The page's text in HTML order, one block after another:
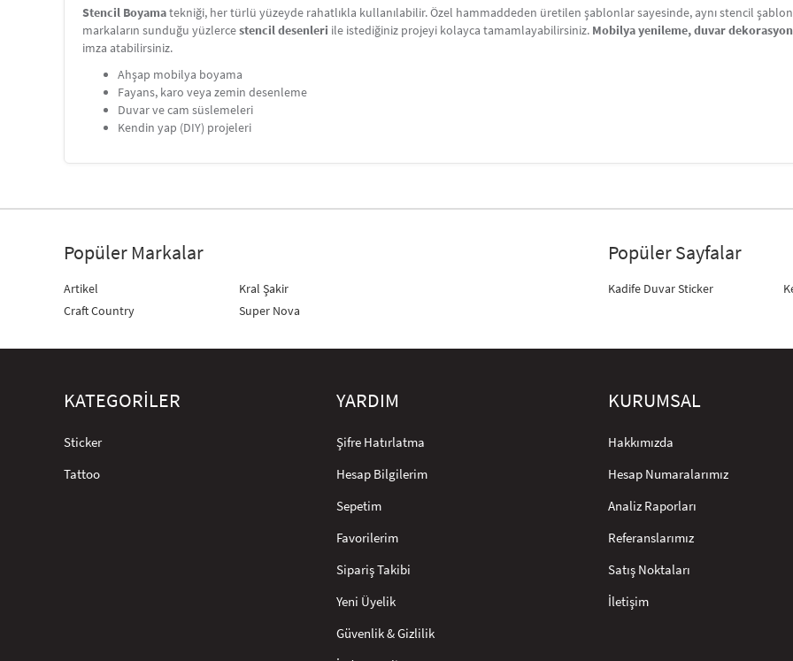
Stencil Boyamatekniği, her türlü yüzeyde rahatlıkla kullanılabilir. Özel hammaddeden üretilen şablonlar sayesinde, aynı stencil
markaların sunduğu yüzlercestencil desenleri ile istediğiniz projeyi kolayca tamamlayabilirsiniz. Mobilya yenileme, duvar
imza atabilirsiniz.
Ahşap mobilya boyama
Fayans, karo veya zemin desenleme
Duvar ve cam süslemeleri
Kendin yap (DIY) projeleri
Popüler Markalar
Artikel
Craft Country
Kral Şakir
Super Nova
Popüler Sayfalar
Kadife Duvar Sticker
KATEGORİLER
Sticker
Tattoo
YARDIM
Şifre Hatırlatma
Hesap Bilgilerim
Sepetim
Favorilerim
Sipariş Takibi
Yeni Üyelik
Güvenlik & Gizlilik
KURUMSAL
Hakkımızda
Hesap Numaralarımız
Analiz Raporları
Referanslarımız
Satış Noktaları
İletişim